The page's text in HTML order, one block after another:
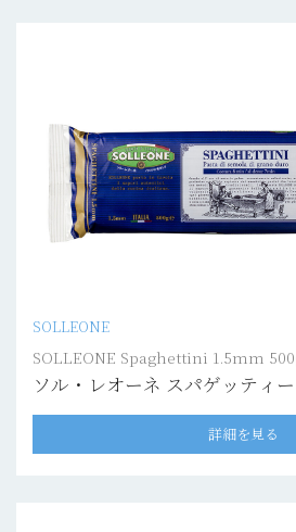
SOLLEONE
SOLLEONE Spaghettini 1.5mm
ソル・レオーネ スパゲッティ
詳細を見る